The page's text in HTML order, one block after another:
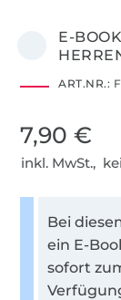
E-
ART.NR.:
7,90 €
inkl. MwSt.,
Bei
ein E-
sofort